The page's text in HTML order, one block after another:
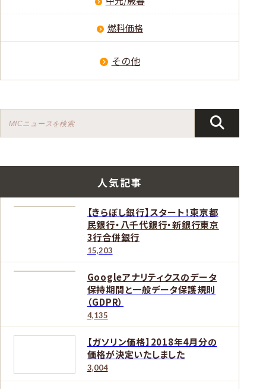
燃料価格
その他
人気記事
【きらぼし銀行】スタート！東京都
民銀行・八千代銀行・新銀行東京
3行合併銀行
15,203
Googleアナリティクスのデータ
保持期間と一般データ保護規則
（GDPR）
4,135
【ガソリン価格】2018年4月分の
価格が決定いたしました
3,004